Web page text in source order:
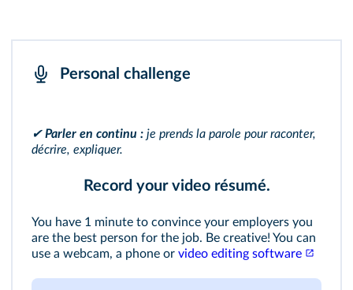
Personal challenge
✔Parler en continu : je prends la parole pour raconter,
décrire, expliquer.
Record your video résumé.
You have 1 minute to convince your employers you
are the best person for the job. Be creative! You can
use a webcam, a phone or video editing software